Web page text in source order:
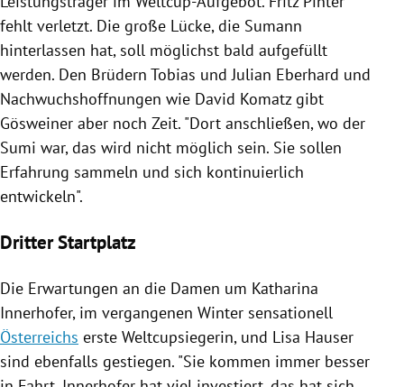
fehlt verletzt. Die große Lücke, die Sumann
hinterlassen hat, soll möglichst bald aufgefüllt
werden. Den Brüdern Tobias undJulian Eberhard und
Nachwuchshoffnungen wie David Komatzgibt
Gösweiner aber noch Zeit. "Dort anschließen, wo der
Sumi war, das wird nicht möglich sein. Sie sollen
Erfahrung sammeln und sich kontinuierlich
entwickeln".
Dritter Startplatz
Die Erwartungen an die Damen um Katharina
Innerhofer, im vergangenen Winter sensationell
Österreichs erste Weltcupsiegerin, und Lisa Hauser
sind ebenfalls gestiegen. "Sie kommen immer besser